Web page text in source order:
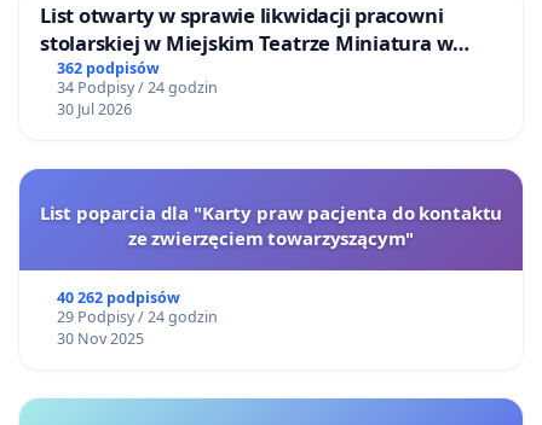
List otwarty w sprawie likwidacji pracowni
stolarskiej w Miejskim Teatrze Miniatura w
Gdańsku
362 podpisów
34 Podpisy / 24 godzin
30 Jul 2026
List poparcia dla "Karty praw pacjenta do kontaktu
ze zwierzęciem towarzyszącym"
40 262 podpisów
29 Podpisy / 24 godzin
30 Nov 2025